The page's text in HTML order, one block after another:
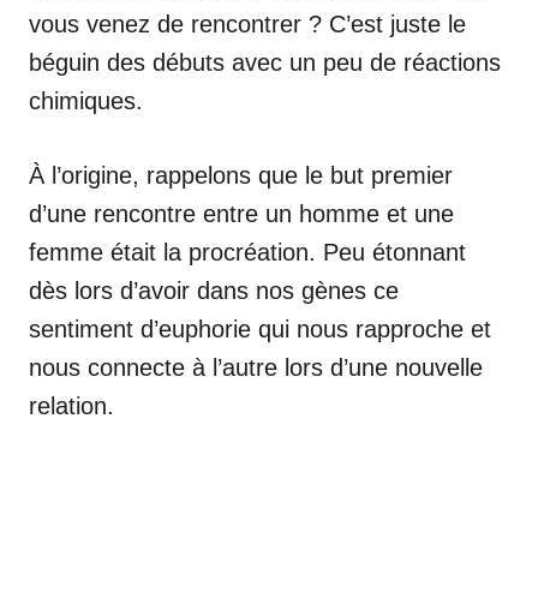
vous venez de rencontrer ? C’est juste le
béguin des débuts avec un peu de réactions
chimiques.
À l’origine, rappelons que le but premier
d’une rencontre entre un homme et une
femme était la procréation. Peu étonnant
dès lors d’avoir dans nos gènes ce
sentiment d’euphorie qui nous rapproche et
nous connecte à l’autre lors d’une nouvelle
relation.